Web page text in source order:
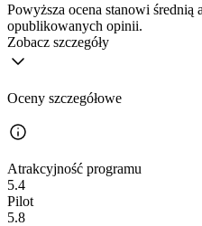
Powyższa ocena stanowi średnią
opublikowanych opinii.
Zobacz szczegóły
Oceny szczegółowe
Atrakcyjność programu
5.4
Pilot
5.8